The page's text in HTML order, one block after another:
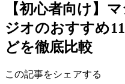
【初心者向け】
ジオのおすすめ
どを徹底比較
この記事をシェアする